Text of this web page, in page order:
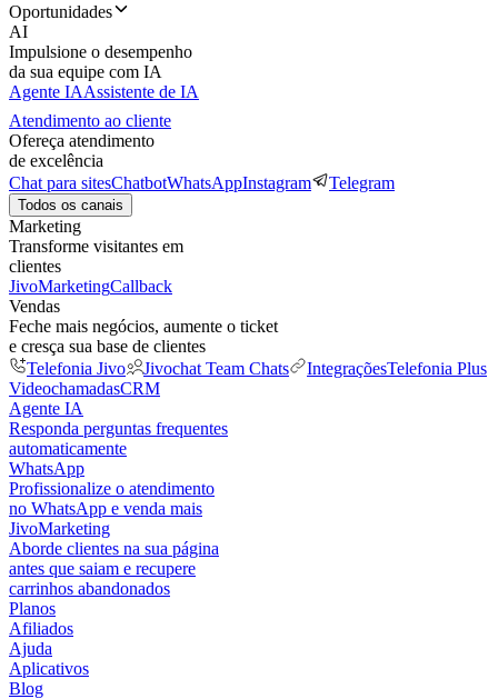
Oportunidades
AI
Impulsione o desempenho
da sua equipe com IA
Agente IAAssistente de IA
Atendimento ao cliente
Ofereça atendimento
de excelência
Chat para sitesChatbotWhatsAppInstagram Telegram
Todos os canais
Marketing
Transforme visitantes em
clientes
JivoMarketingCallback
Vendas
Feche mais negócios, aumente o ticket
e cresça sua base de clientes
Telefonia Jivo
Jivochat Team Chats IntegraçõesTelefonia Plus
VideochamadasCRM
Agente IA
Responda perguntas frequentes
automaticamente
WhatsApp
Profissionalize o atendimento
no WhatsApp e venda mais
JivoMarketing
Aborde clientes na sua página
antes que saiam e recupere
carrinhos abandonados
Planos
Afiliados
Ajuda
Aplicativos
Blog